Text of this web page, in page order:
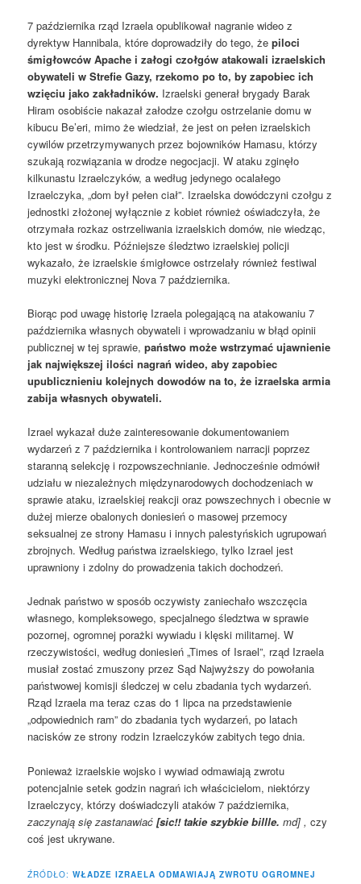
7 października rząd Izraela opublikował nagranie wideo z
dyrektyw Hannibala, które doprowadziły do ​​tego, żepiloci
śmigłowców Apache i załogi czołgów atakowali izraelskich
obywateli w Strefie Gazy, rzekomo po to, by zapobiec ich
wzięciu jako zakładników. Izraelski generał brygady Barak
Hiram osobiście nakazał załodze czołgu ostrzelanie domu w
kibucu Be’eri, mimo że wiedział, że jest on pełen izraelskich
cywilów przetrzymywanych przez bojowników Hamasu, którzy
szukają rozwiązania w drodze negocjacji. W ataku zginęło
kilkunastu Izraelczyków, a według jedynego ocalałego
Izraelczyka, „dom był pełen ciał”. Izraelska dowódczyni czołgu z
jednostki złożonej wyłącznie z kobiet również oświadczyła, że ​​
otrzymała rozkaz ostrzeliwania izraelskich domów, nie wiedząc,
kto jest w środku. Późniejsze śledztwo izraelskiej policji
wykazało, że izraelskie śmigłowce ostrzelały również festiwal
muzyki elektronicznej Nova 7 października.
Biorąc pod uwagę historię Izraela polegającą na atakowaniu 7
października własnych obywateli i wprowadzaniu w błąd opinii
publicznej w tej sprawie,państwo może wstrzymać ujawnienie
jak największej ilości nagrań wideo, aby zapobiec
upublicznieniu kolejnych dowodów na to, że izraelska armia
zabija własnych obywateli.
Izrael wykazał duże zainteresowanie dokumentowaniem
wydarzeń z 7 października i kontrolowaniem narracji poprzez
staranną selekcję i rozpowszechnianie. Jednocześnie odmówił
udziału w niezależnych międzynarodowych dochodzeniach w
sprawie ataku, izraelskiej reakcji oraz powszechnych i obecnie w
dużej mierze obalonych doniesień o masowej przemocy
seksualnej ze strony Hamasu i innych palestyńskich ugrupowań
zbrojnych. Według państwa izraelskiego, tylko Izrael jest
uprawniony i zdolny do prowadzenia takich dochodzeń.
Jednak państwo w sposób oczywisty zaniechało wszczęcia
własnego, kompleksowego, specjalnego śledztwa w sprawie
pozornej, ogromnej porażki wywiadu i klęski militarnej. W
rzeczywistości, według doniesień „Times of Israel”, rząd Izraela
musiał zostać zmuszony przez Sąd Najwyższy do powołania
państwowej komisji śledczej w celu zbadania tych wydarzeń.
Rząd Izraela ma teraz czas do 1 lipca na przedstawienie
„odpowiednich ram” do zbadania tych wydarzeń, po latach
nacisków ze strony rodzin Izraelczyków zabitych tego dnia.
Ponieważ izraelskie wojsko i wywiad odmawiają zwrotu
potencjalnie setek godzin nagrań ich właścicielom, niektórzy
Izraelczycy, którzy doświadczyli ataków 7 października,
zaczynają się zastanawiać[sic!! takie szybkie billle.md] ,czy
coś jest ukrywane.
ŹRÓDŁO:WŁADZE IZRAELA ODMAWIAJĄ ZWROTU OGROMNEJ